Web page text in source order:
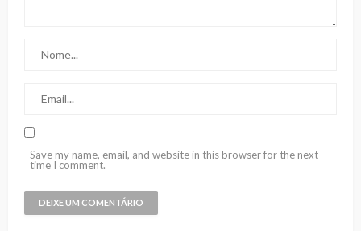
Save my name, email, and website in this browser for the next
time I comment.